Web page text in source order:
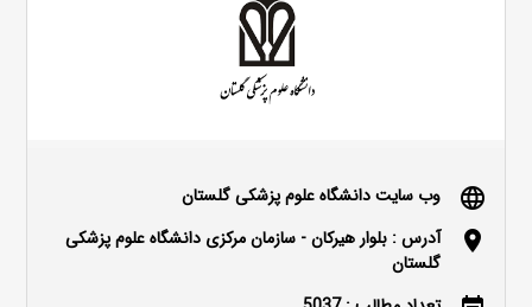
language وب سایت دانشگاه علوم پزشکی گلستان
location_on
آدرس : بلوار هیرکان - سازمان مرکزی دانشگاه علوم پزشکی
گلستان